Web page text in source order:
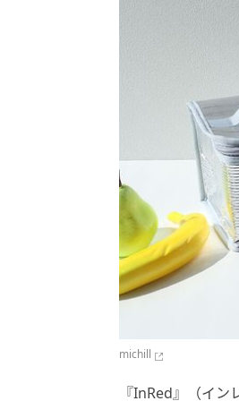
michill
『InRed』（イン